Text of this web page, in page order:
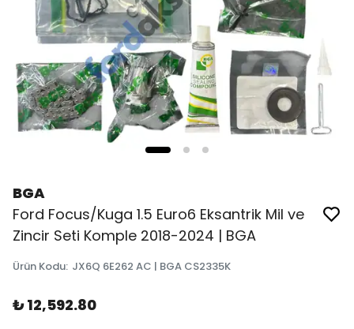
BGA
Ford Focus/Kuga 1.5 Euro6 Eksantrik Mil ve
Zincir Seti Komple 2018-2024 | BGA
Ürün Kodu: JX6Q 6E262 AC | BGA CS2335K
₺ 12,592.80